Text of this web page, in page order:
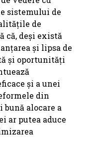
sistemului de
de
că, deși există
și lipsa de
și oportunități
și a unei
din
bună alocare a
ar putea aduce